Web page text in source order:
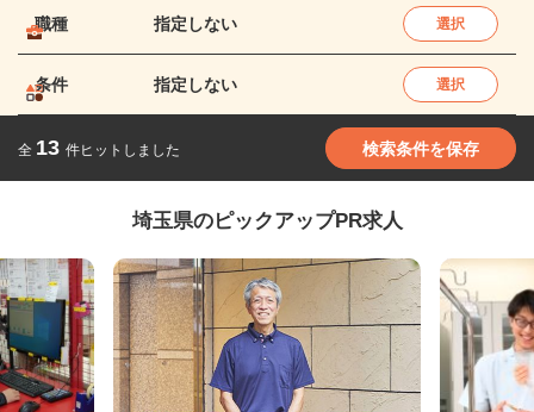
職種 指定しない 選択
条件 指定しない 選択
全 13 件ヒットしました 検索条件を保存
埼玉県のピックアップPR求人